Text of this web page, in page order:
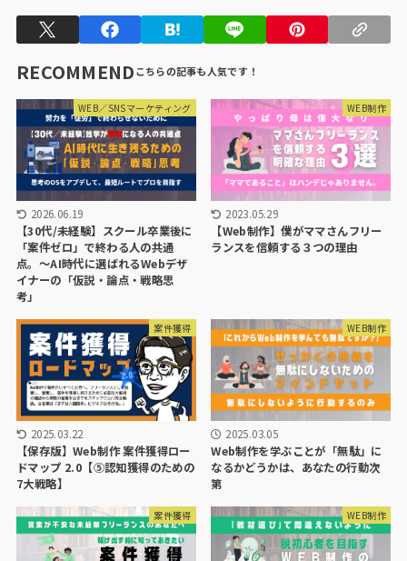
RECOMMEND
WEB／SNSマーケティング
2026.06.19
【30代/未経験】スクール卒業後に
「案件ゼロ」で終わる人の共通
点。〜AI時代に選ばれるWebデザ
イナーの「仮説・論点・戦略思
考」
WEB制作
2023.05.29
【Web制作】僕がママさんフリー
ランスを信頼する３つの理由
案件獲得
2025.03.22
【保存版】Web制作 案件獲得ロー
ドマップ 2.0【⑤認知獲得のための
7大戦略】
WEB制作
2025.03.05
Web制作を学ぶことが「無駄」に
なるかどうかは、あなたの行動次
第
案件獲得 WEB制作